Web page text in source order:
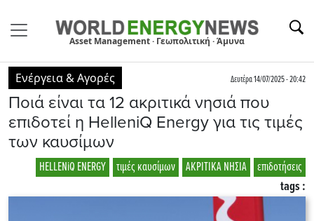
Asset Management · Γεωπολιτική · Άμυνα
Ενέργεια & Αγορές Δευτέρα 14/07/2025 - 20:42
Ποιά είναι τα 12 ακριτικά νησιά που
επιδοτεί η HelleniQ Energy για τις τιμές
των καυσίμων
επιδοτήσεις
ΑΚΡΙΤΙΚΑ ΝΗΣΙΑ
τιμές καυσίμων
HELLENiQ ENERGY
tags :